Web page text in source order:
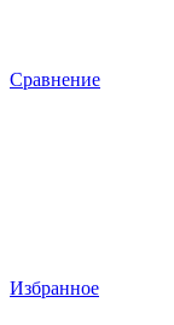
Сравнение
Избранное